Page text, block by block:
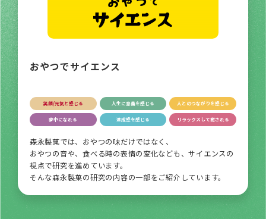
おやつでサイエンス
笑顔/元気と感じる 人生に意義を感じる 人とのつながりを感じる
夢中になれる 達成感を感じる リラックスして癒される
森永製菓では、おやつの味だけではなく、
おやつの音や、食べる時の表情の変化なども、サイエンスの
視点で研究を進めています。
そんな森永製菓の研究の内容の一部をご紹介しています。